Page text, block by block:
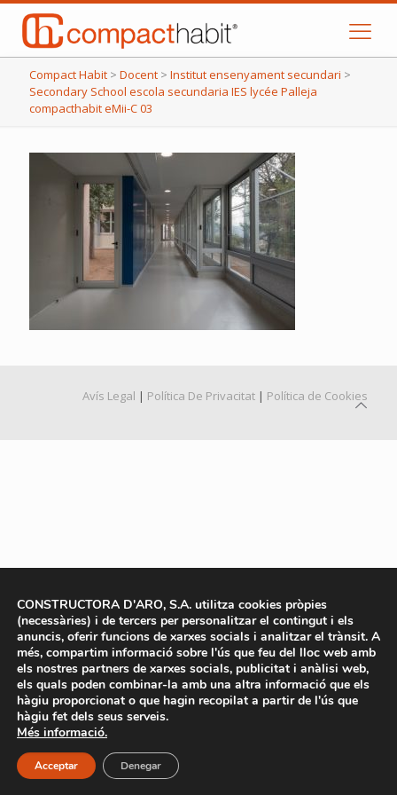
Compact Habit > Docent > Institut ensenyament secundari >
Secondary School escola secundaria IES lycée Palleja
compacthabit eMii-C 03
Avís Legal | Política De Privacitat | Política de Cookies
CONSTRUCTORA D'ARO, S.A. utilitza cookies pròpies
(necessàries) i de tercers per personalitzar el contingut i els
anuncis, oferir funcions de xarxes socials i analitzar el trànsit. A
més, compartim informació sobre l'ús que feu del lloc web amb
els nostres partners de xarxes socials, publicitat i anàlisi web,
els quals poden combinar-la amb una altra informació que els
hàgiu proporcionat o que hagin recopilat a partir de l'ús que
hàgiu fet dels seus serveis.
Més informació.
Acceptar Denegar